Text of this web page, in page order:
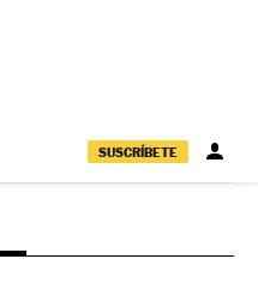
SUSCRÍBETE